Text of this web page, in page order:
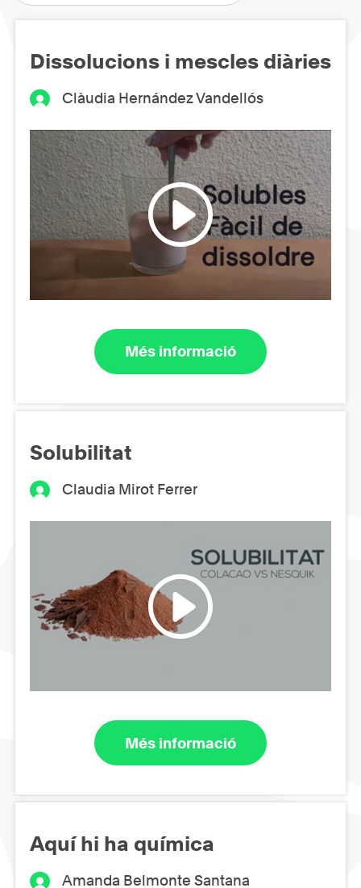
Dissolucions i mescles diàries
Clàudia Hernández Vandellós
Més informació
Solubilitat
Claudia Mirot Ferrer
Més informació
Aquí hi ha química
Amanda Belmonte Santana